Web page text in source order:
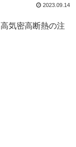
2023.09.14
気密高断熱の注